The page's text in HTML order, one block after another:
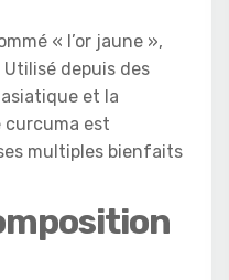
« l’or jaune »,
Utilisé depuis des
et la
curcuma est
multiples bienfaits